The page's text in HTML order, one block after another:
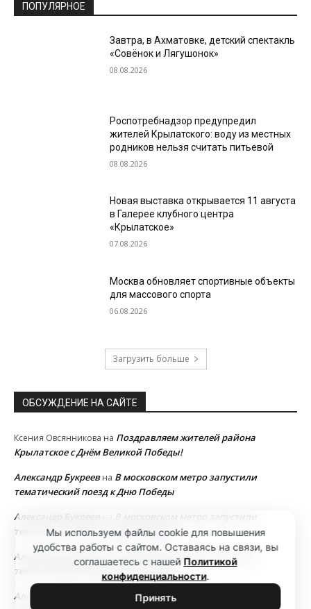
ПОПУЛЯРНОЕ
Завтра, в Ахматовке, детский спектакль
«Совёнок и Лягушонок»
08.08.2026
Роспотребнадзор предупредил
жителей Крылатского: воду из местных
родников нельзя считать питьевой
08.08.2026
Новая выставка открывается 11 августа
в Галерее клубного центра
«Крылатское»
07.08.2026
Москва обновляет спортивные объекты
для массового спорта
06.08.2026
Загрузить больше
ОБСУЖДЕНИЕ НА САЙТЕ
Ксения Овсянникова на Поздравляем жителей района
Крылатское с Днём Великой Победы!
Александр Букреевна В московском метро запустили
тематический поезд к Дню Победы
Александр Букреев
В московском метро запустили
тематический поезд к Дню Победы
Александр Букреев
В московском метро запустили
тематический поезд к Дню Победы
Александр Букреев
В московском метро запустили
Мы используем файлы cookie для повышения
удобства работы с сайтом. Оставаясь на связи, вы
соглашаетесь с нашей Политикой
конфиденциальности.
Принять